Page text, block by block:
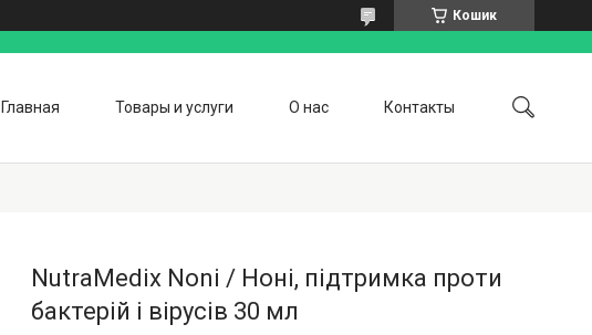
Кошик
Главная Товары и услуги О нас Контакты
NutraMedix Noni / Ноні, підтримка проти
бактерій і вірусів 30 мл